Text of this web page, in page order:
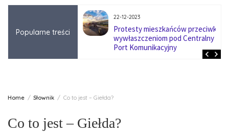
Popularne treści
się na zmianę
w firmach
22-12-2023
Protesty mieszkańców przeciwko
wywłaszczeniom pod Centralny
Port Komunikacyjny
Home Słownik Co to jest – Giełda?
Co to jest – Giełda?